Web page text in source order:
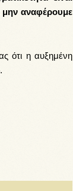
μην αναφέρουμε
ότι η αυξημένη